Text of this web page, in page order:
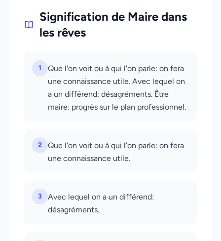
Signification de Maire dans
les rêves
1
Que l'on voit ou à qui l'on parle: on fera
une connaissance utile. Avec lequel on
a un différend: désagréments. Être
maire: progrès sur le plan professionnel.
2
Que l'on voit ou à qui l'on parle: on fera
une connaissance utile.
3
Avec lequel on a un différend:
désagréments.